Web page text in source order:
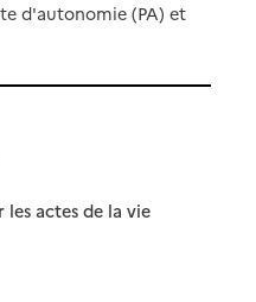
d'autonomie (PA) et
actes de la vie